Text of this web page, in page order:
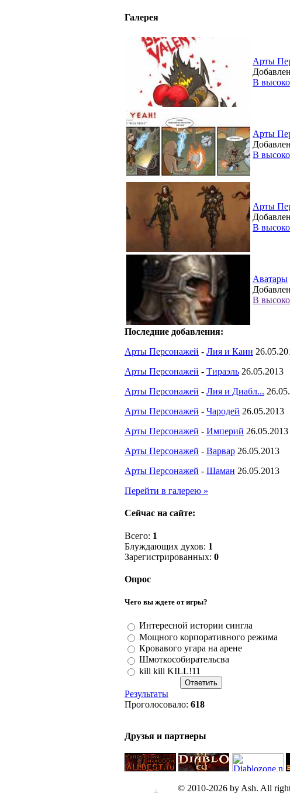
Галерея
Арты
В
Арты
В
Арты
В
Аватары
В
Последние добавления:
Арты Персонажей - Лия и Каин
Арты Персонажей - Тираэль 26.05.2013
Арты Персонажей - Лия и Диабл...
Арты Персонажей - Чародей 26.05.2013
Арты Персонажей - Империй 26.05.2013
Арты Персонажей - Варвар 26.05.2013
Арты Персонажей - Шаман 26.05.2013
Перейти в галерею »
Сейчас на сайте:
Всего: 1
Блуждающих духов: 1
Зарегистрированных: 0
Опрос
Чего вы ждете от игры?
Интересной истории сингла
Мощного корпоративного режима
Кровавого угара на арене
Шмоткособирательсва
kill kill KILL!11
Результаты
Проголосовало: 618
Друзья и партнеры
© 2010-2026 by Ash. All